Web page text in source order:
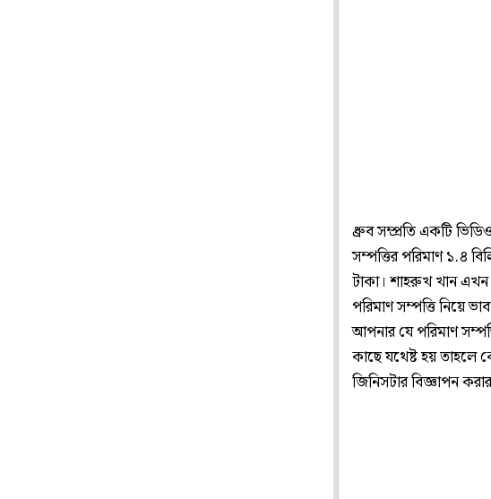
ধ্রুব সম্প্রতি একটি
সম্পত্তির পরিমাণ ১.৪
টাকা। শাহরুখ খান এখন
পরিমাণ সম্পত্তি নিয়ে
আপনার যে পরিমাণ
কাছে যথেষ্ট হয়
জিনিসটার বিজ্ঞাপন